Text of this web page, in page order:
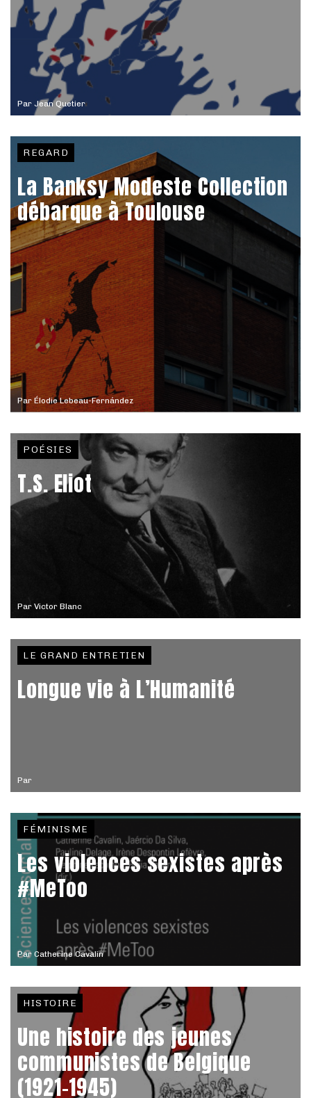
Par Jean Quetier
Par Élodie Lebeau-Fernández
REGARD
La Banksy Modeste Collection
débarque à Toulouse
Par Victor Blanc
POÉSIES
T.S. Eliot
Par
LE GRAND ENTRETIEN
Longue vie à L’Humanité
Par Catherine Cavalin
FÉMINISME
Les violences sexistes après
#MeToo
HISTOIRE
Une histoire des jeunes
communistes de Belgique
(1921-1945)